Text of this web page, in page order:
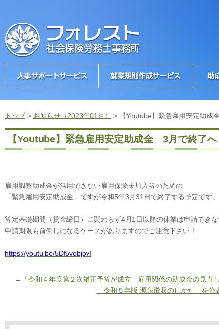
トップ> お知らせ（2023年01月） > 【Youtube】緊急雇用安定助
【Youtube】緊急雇用安定助成金 3月で終了へ
雇用調整助成金が活用できない雇用保険未加入者のための
「緊急雇用安定助成金」ですが令和5年3月31日で終了する予定です。
算定基礎期間（賃金締日）に関わらず4月1日以降の休業は申請でき
申請期限も前倒しになるケースがありますのでご注意下さい！
https://youtu.be/5Df5vobjovI
←「 令和４年度第２次補正予算が成立 雇用関係の助成金の見直
「
「令和５年版 源泉徴収のしかた」を公